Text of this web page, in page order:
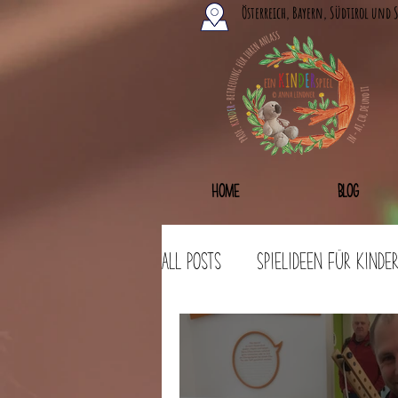
Österreich, Bayern, Südtirol und
Home Blog
All Posts Spielideen für Kinder
Bastelideen Workshops